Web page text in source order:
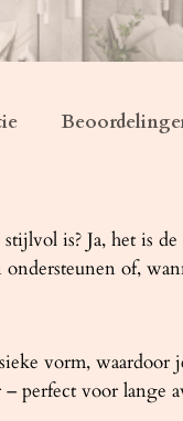
is? Ja, het is
of,
vorm,
perfect voor